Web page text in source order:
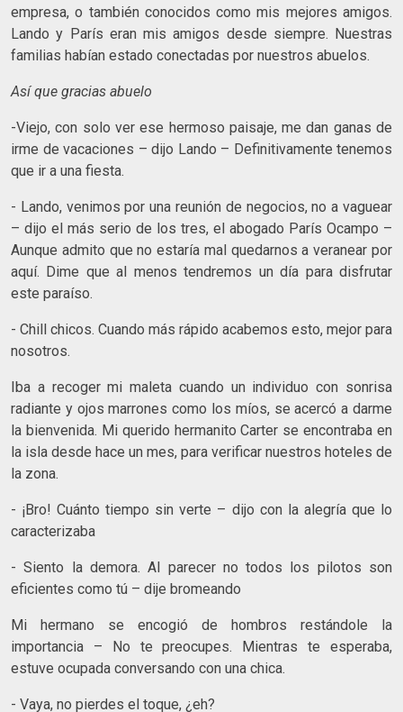
empresa, o también conocidos como mis mejores amigos.
Lando y París eran mis amigos desde siempre. Nuestras
familias habían estado conectadas por nuestros abuelos.
Así que gracias abuelo
-Viejo, con solo ver ese hermoso paisaje, me dan ganas de
irme de vacaciones – dijo Lando – Definitivamente tenemos
que ir a una fiesta.
- Lando, venimos por una reunión de negocios, no a vaguear
– dijo el más serio de los tres, el abogado París Ocampo –
Aunque admito que no estaría mal quedarnos a veranear por
aquí. Dime que al menos tendremos un día para disfrutar
este paraíso.
- Chill chicos. Cuando más rápido acabemos esto, mejor para
nosotros.
Iba a recoger mi maleta cuando un individuo con sonrisa
radiante y ojos marrones como los míos, se acercó a darme
la bienvenida. Mi querido hermanito Carter se encontraba en
la isla desde hace un mes, para verificar nuestros hoteles de
la zona.
- ¡Bro! Cuánto tiempo sin verte – dijo con la alegría que lo
caracterizaba
- Siento la demora. Al parecer no todos los pilotos son
eficientes como tú – dije bromeando
Mi hermano se encogió de hombros restándole la
importancia – No te preocupes. Mientras te esperaba,
estuve ocupada conversando con una chica.
- Vaya, no pierdes el toque, ¿eh?